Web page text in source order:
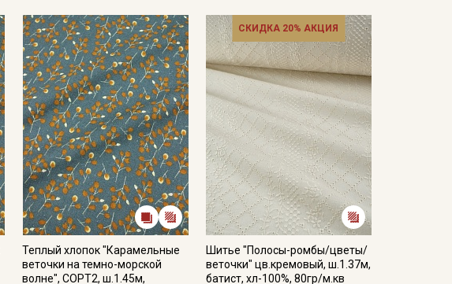
Теплый хлопок "Карамельные
веточки на темно-морской
волне", СОРТ2, ш.1.45м,
СКИДКА 20% АКЦИЯ
Шитье "Полосы-ромбы/цветы/
веточки" цв.кремовый, ш.1.37м,
батист, хл-100%, 80гр/м.кв